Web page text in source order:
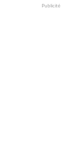
Publicité